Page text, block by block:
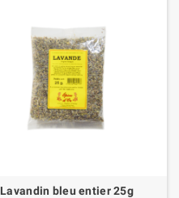
Lavandin bleu entier 25g